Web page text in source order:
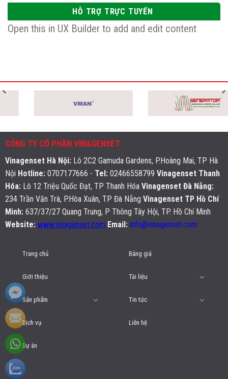
HỖ TRỢ TRỰC TUYẾN
Open this in UX Builder to add and edit content
CÔNG TY CỔ PHẦN VINAGENSET
Vinagenset Hà Nội: Lô 2C2 Gamuda Gardens, P.Hoàng Mai, TP Hà
Nội Hotline: 0707177666 - Tel:02466558799 Vinagenset Thanh
Hóa: Lô 12 Triệu Quốc Đạt, TP Thanh Hóa Vinagenset Đà Nẵng:
234 Trần Văn Trà, P.Hòa Xuân, TP Đà Nẵng Vinagenset TP Hồ Chí
Minh: 637/37/27 Quang Trung, P Thông Tây Hội, TP. Hồ Chí Minh
Website: www.vinagenset.com Email: info@vinagenset.com
Trang chủ
Giới thiệu
Sản phẩm
Dịch vụ
Dự án
Bảng giá
Tài liệu
Tin tức
Liên hệ